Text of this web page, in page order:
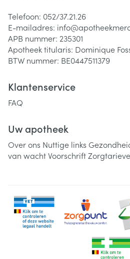
Telefoon: 052/37.21.26
E-mailadres: info@
APB nummer: 235301
Apotheek titularis: Dominique
BTW nummer: BE0447511379
Klantenservice
FAQ
Uw apotheek
Over ons Nuttige links
van wachtVoorschrift